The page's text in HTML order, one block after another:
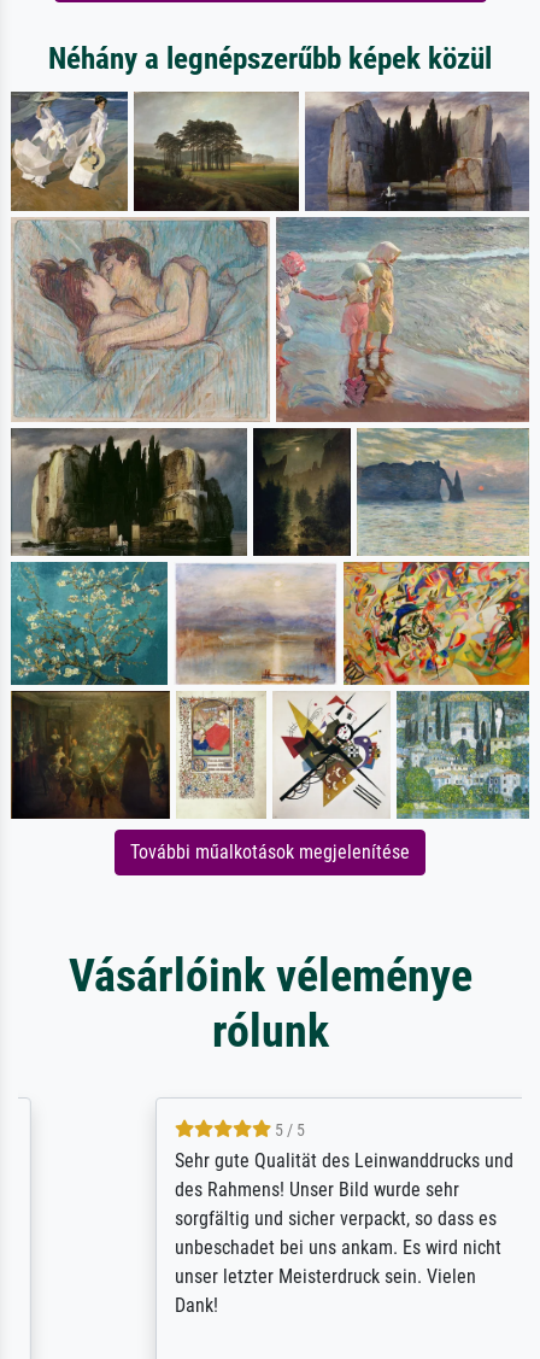
Néhány a legnépszerűbb képek közül
További műalkotások megjelenítése
Vásárlóink véleménye
rólunk
5 / 5
Sehr gute Qualität des Leinwanddrucks und
des Rahmens! Unser Bild wurde sehr
sorgfältig und sicher verpackt, so dass es
unbeschadet bei uns ankam. Es wird nicht
unser letzter Meisterdruck sein. Vielen